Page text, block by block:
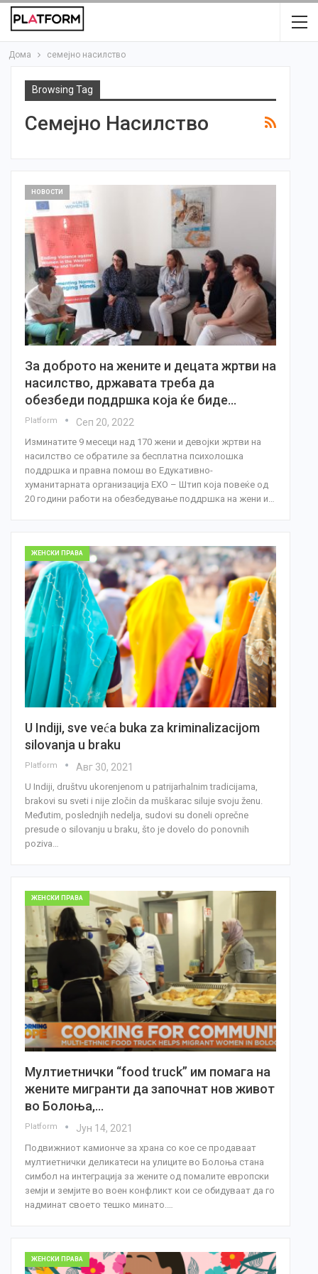
Дома семејно насилство
Browsing Tag
Семејно Насилство
НОВОСТИ
За доброто на жените и децата жртви на
насилство, државата треба да
обезбеди поддршка која ќе биде…
Platform Сеп 20, 2022
Изминатите 9 месеци над 170 жени и девојки жртви на
насилство се обратиле за бесплатна психолошка
поддршка и правна помош во Едукативно-
хуманитарната организација ЕХО – Штип која повеќе од
20 години работи на обезбедување поддршка на жени и…
ЖЕНСКИ ПРАВА
U Indiji, sve veća buka za kriminalizacijom
silovanja u braku
Platform Авг 30, 2021
U Indiji, društvu ukorenjenom u patrijarhalnim tradicijama,
brakovi su sveti i nije zločin da muškarac siluje svoju ženu.
Međutim, poslednjih nedelja, sudovi su doneli oprečne
presude o silovanju u braku, što je dovelo do ponovnih
poziva…
ЖЕНСКИ ПРАВА
Мултиетнички “food truck” им помага на
жените мигранти да започнат нов живот
во Болоња,…
Platform Јун 14, 2021
Подвижниот камионче за храна со кое се продаваат
мултиетнички деликатеси на улиците во Болоња стана
симбол на интеграција за жените од помалите европски
земји и земјите во воен конфликт кои се обидуваат да го
надминат своето тешко минато.…
ЖЕНСКИ ПРАВА